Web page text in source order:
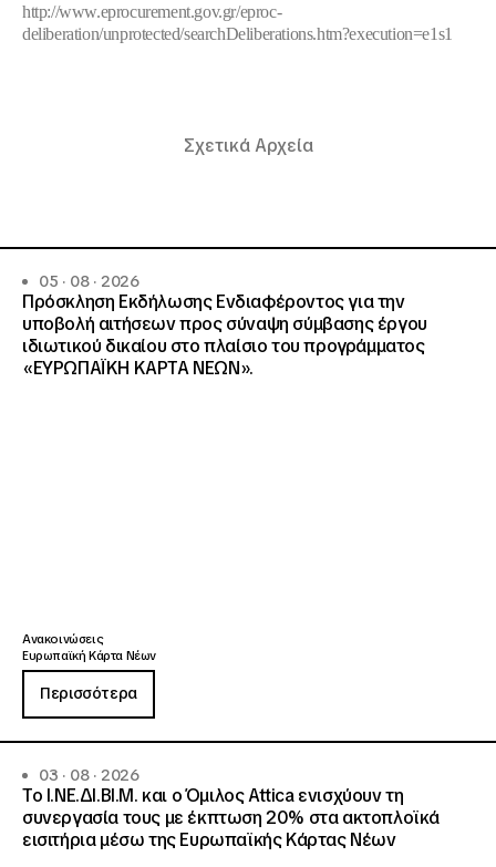
http://www.eprocurement.gov.gr/eproc-
deliberation/unprotected/searchDeliberations.htm?execution=e1s1
Σχετικά Αρχεία
05 · 08 · 2026
Πρόσκληση Εκδήλωσης Ενδιαφέροντος για την
υποβολή αιτήσεων προς σύναψη σύμβασης έργου
ιδιωτικού δικαίου στο πλαίσιο του προγράμματος
«ΕΥΡΩΠΑΪΚΗ ΚΑΡΤΑ ΝΕΩΝ».
Ανακοινώσεις
Ευρωπαϊκή Κάρτα Νέων
Περισσότερα
03 · 08 · 2026
Το Ι.ΝΕ.ΔΙ.ΒΙ.Μ. και o Όμιλος Attica ενισχύουν τη
συνεργασία τους με έκπτωση 20% στα ακτοπλοϊκά
εισιτήρια μέσω της Ευρωπαϊκής Κάρτας Νέων